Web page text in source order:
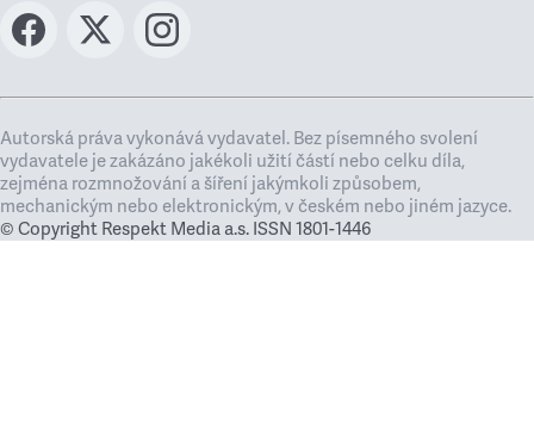
Autorská práva vykonává vydavatel. Bez písemného svolení
vydavatele je zakázáno jakékoli užití částí nebo celku díla,
zejména rozmnožování a šíření jakýmkoli způsobem,
mechanickým nebo elektronickým, v českém nebo jiném jazyce.
© Copyright Respekt Media a.s. ISSN 1801-1446